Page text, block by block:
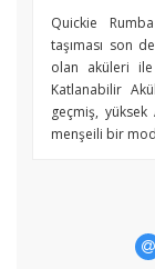
Quickie
taşıması son
olan aküleri
Katlanabilir
geçmiş,
menşeili bir